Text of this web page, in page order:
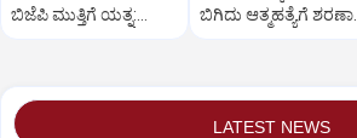
ಬಿಜೆಪಿ ಮುತ್ತಿಗೆ ಯತ್ನ:
ಬಿಗಿದು ಆತ್ಮಹತ್ಯೆಗೆ ಶರಣಾದ
LATEST NEWS